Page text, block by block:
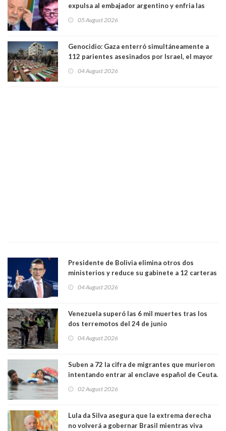
expulsa al embajador argentino y enfria las
trasandino
05 August 2026
Genocidio: Gaza enterró simultáneamente a
112 parientes asesinados por Israel, el mayor
muertos figuran 44 niños y nueve ancianos
04 August 2026
Presidente de Bolivia elimina otros dos
ministerios y reduce su gabinete a 12 carteras
04 August 2026
Venezuela superó las 6 mil muertes tras los
dos terremotos del 24 de junio
04 August 2026
Suben a 72 la cifra de migrantes que murieron
intentando entrar al enclave español de Ceuta.
02 August 2026
Lula da Silva asegura que la extrema derecha
no volverá a gobernar Brasil mientras viva